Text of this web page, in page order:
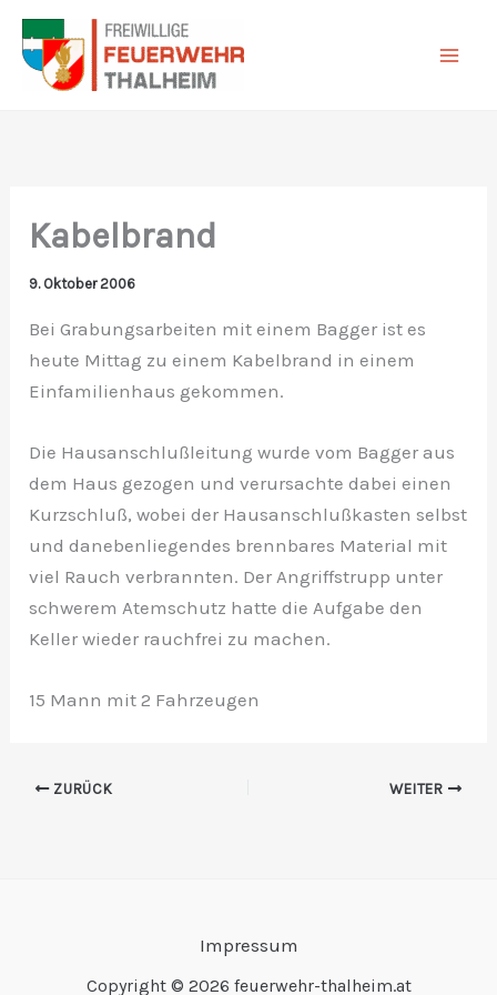
Zum
Inhalt
springen
Kabelbrand
9. Oktober 2006
Bei Grabungsarbeiten mit einem Bagger ist es
heute Mittag zu einem Kabelbrand in einem
Einfamilienhaus gekommen.
Die Hausanschlußleitung wurde vom Bagger aus
dem Haus gezogen und verursachte dabei einen
Kurzschluß, wobei der Hausanschlußkasten selbst
und danebenliegendes brennbares Material mit
viel Rauch verbrannten. Der Angriffstrupp unter
schwerem Atemschutz hatte die Aufgabe den
Keller wieder rauchfrei zu machen.
15 Mann mit 2 Fahrzeugen
ZURÜCK WEITER
Impressum
Copyright © 2026 feuerwehr-thalheim.at